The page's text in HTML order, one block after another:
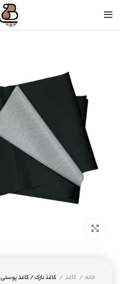
خانه کاغذ کاغذ نازک / کاغذ پوستی